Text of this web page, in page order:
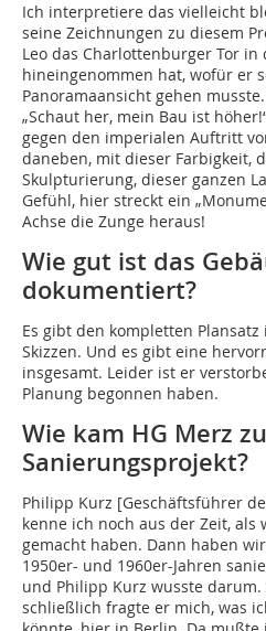
Ich interpretiere das vielleicht
seine Zeichnungen zu diesem
Leo das Charlottenburger Tor
hineingenommen hat, wofür er
Panoramaansicht gehen
„Schaut her, mein Bau ist
gegen den imperialen Auftritt
daneben, mit dieser Farbigkeit,
Skulpturierung, dieser ganzen
Gefühl, hier streckt ein
Achse die Zunge heraus!
Wie gut ist das
dokumentiert?
Es gibt den kompletten
Skizzen. Und es gibt eine
insgesamt. Leider ist er
Planung begonnen haben.
Wie kam HG Merz
Sanierungsprojekt?
Philipp Kurz [Geschäftsführer
kenne ich noch aus der Zeit,
gemacht haben. Dann haben
1950er- und 1960er-Jahren
und Philipp Kurz wusste darum.
schließlich fragte er mich, was